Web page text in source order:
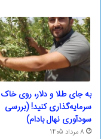
به جای طلا و دلار، روی خاک
سرمایه‌گذاری کنید! (بررسی
سودآوری نهال بادام)
8 مرداد 1405